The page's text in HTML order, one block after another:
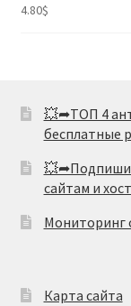
Оценка
4.80$
💥➦ТОП 4
бесплатные
сайтам и
Мониторинг
Карта сайта